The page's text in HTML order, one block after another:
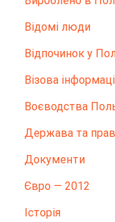
Відомі люди
Відпочинок у
Візова
Воєводства
Держава та
Документи
Євро — 2012
Історія